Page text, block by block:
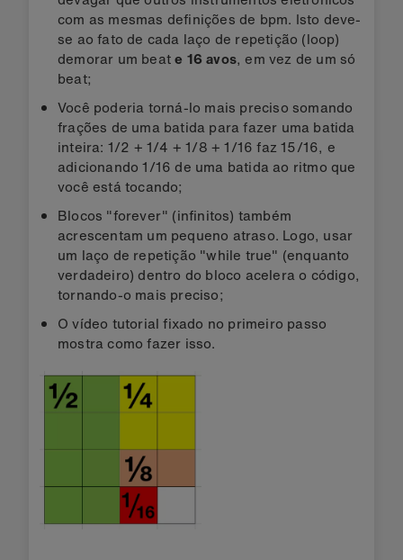
com as mesmas definições de bpm. Isto deve-
se ao fato de cada laço de repetição (loop)
demorar um beate 16 avos, em vez de um só
beat;
Você poderia torná-lo mais preciso somando
frações de uma batida para fazer uma batida
inteira: 1/2 + 1/4 + 1/8 + 1/16 faz 15/16, e
adicionando 1/16 de uma batida ao ritmo que
você está tocando;
Blocos "forever" (infinitos) também
acrescentam um pequeno atraso. Logo, usar
um laço de repetição "while true" (enquanto
verdadeiro) dentro do bloco acelera o código,
tornando-o mais preciso;
O vídeo tutorial fixado no primeiro passo
mostra como fazer isso.